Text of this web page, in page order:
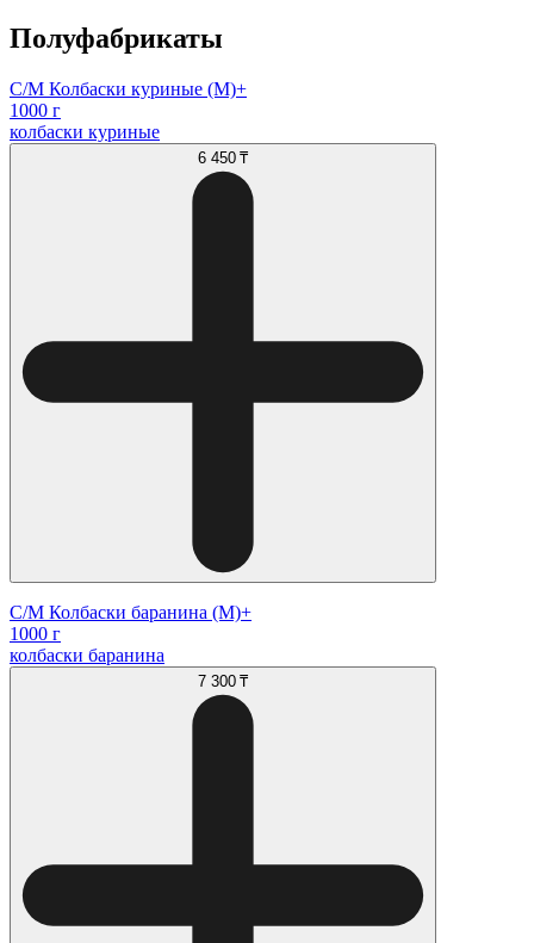
Полуфабрикаты
С/М Колбаски куриные (М)+
1000 г
колбаски куриные
6 450 ₸
С/М Колбаски баранина (М)+
1000 г
колбаски баранина
7 300 ₸